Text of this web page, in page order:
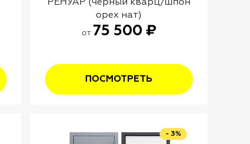
РЕНУАР (чёрный кварц/шпон
орех нат)
от 75 500 ₽
ПОСМОТРЕТЬ
- 3%